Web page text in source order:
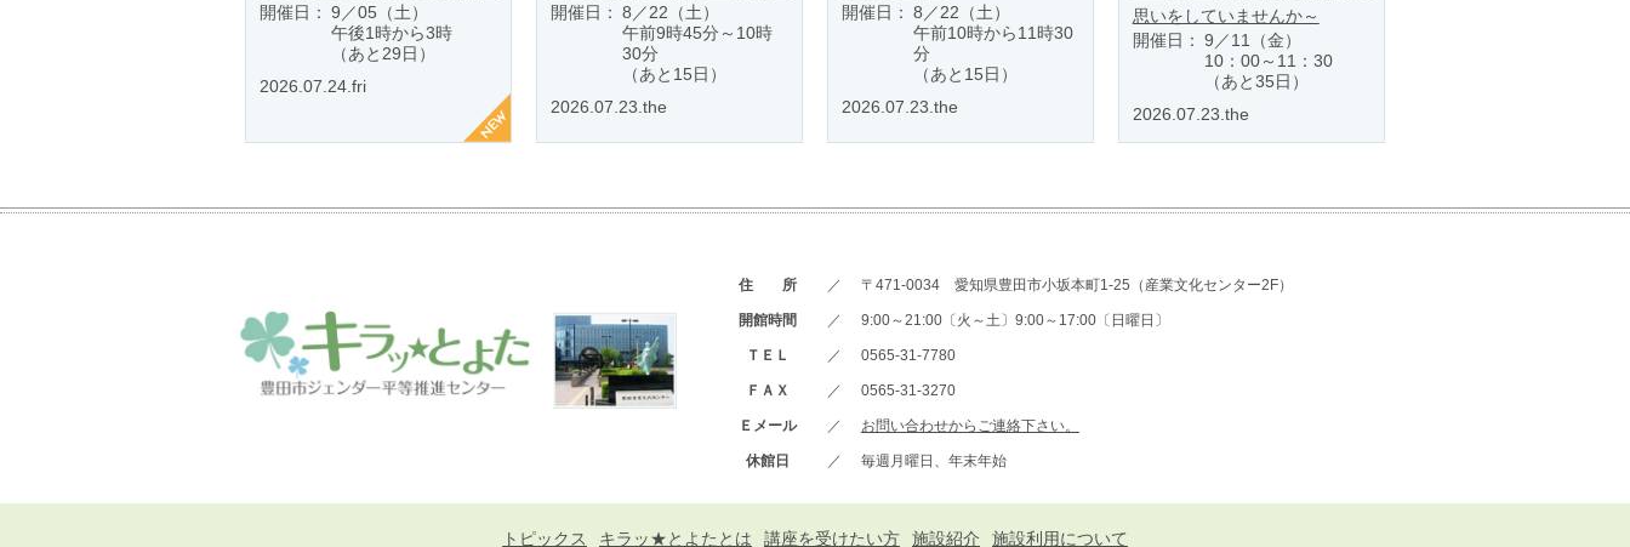
開催日： 9／05（土）
午後1時から3時
（あと29日）
2026.07.24.fri
開催日： 8／22（土）
午前9時45分～10時
30分
（あと15日）
2026.07.23.the
開催日： 8／22（土）
午前10時から11時30
分
（あと15日）
2026.07.23.the
思いをしていませんか～
開催日： 9／11（金）
10：00～11：30
（あと35日）
2026.07.23.the
住 所 ／ 〒471-0034 愛知県豊田市小坂本町1-25 （産業文化センター2F）
開館時間 ／ 9:00～21:00〔火～土〕9:00～17:00〔日曜日〕
ＴＥＬ ／ 0565-31-7780
ＦＡＸ ／ 0565-31-3270
Ｅメール ／ お問い合わせからご連絡下さい。
休館日 ／ 毎週月曜日、年末年始
トピックス キラッ★とよたとは 講座を受けたい方 施設紹介 施設利用について